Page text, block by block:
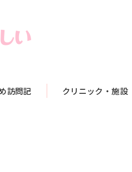
訪問記 クリニック・施設